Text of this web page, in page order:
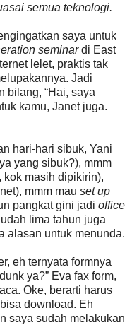
semua teknologi.
saya untuk
seminardi East
lelet, praktis tak
Jadi
bilang, “Hai, saya
kamu, Janet juga.
hari-hari sibuk, Yani
yang sibuk?), mmm
kok masih dipikirin),
mmm mau set up
pangkat gini jadi office
lima tahun juga
alasan untuk menunda.
eh ternyata formnya
ya?” Eva fax form,
Oke, berarti harus
download. Eh
saya sudah melakukan